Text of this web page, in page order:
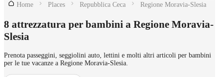
Home Places Repubblica Ceca Regione Moravia-Slesia
8 attrezzatura per bambini a Regione Moravia-
Slesia
Prenota passeggini, seggiolini auto, lettini e molti altri articoli per bambini
per le tue vacanze a Regione Moravia-Slesia.